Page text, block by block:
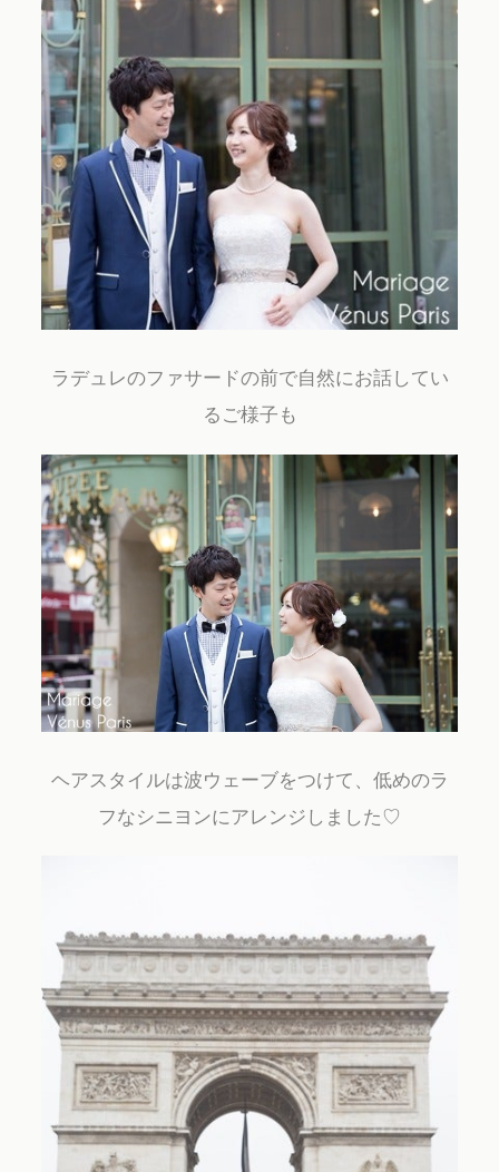
ラデュレのファサードの前で自然にお話してい
るご様子も
ヘアスタイルは波ウェーブをつけて、低めのラ
フなシニヨンにアレンジしました♡